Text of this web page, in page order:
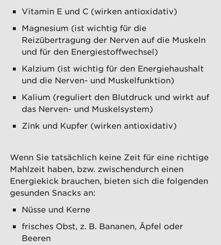
Vitamin E und C (wirken antioxidativ)
Magnesium (ist wichtig für die
Reizübertragung der Nerven auf die Muskeln
und für den Energiestoffwechsel)
Kalzium (ist wichtig für den Energiehaushalt
und die Nerven- und Muskelfunktion)
Kalium (reguliert den Blutdruck und wirkt auf
das Nerven- und Muskelsystem)
Zink und Kupfer (wirken antioxidativ)
Wenn Sie tatsächlich keine Zeit für eine richtige
Mahlzeit haben, bzw. zwischendurch einen
Energiekick brauchen, bieten sich die folgenden
gesunden Snacks an:
Nüsse und Kerne
frisches Obst, z. B. Bananen, Äpfel oder
Beeren